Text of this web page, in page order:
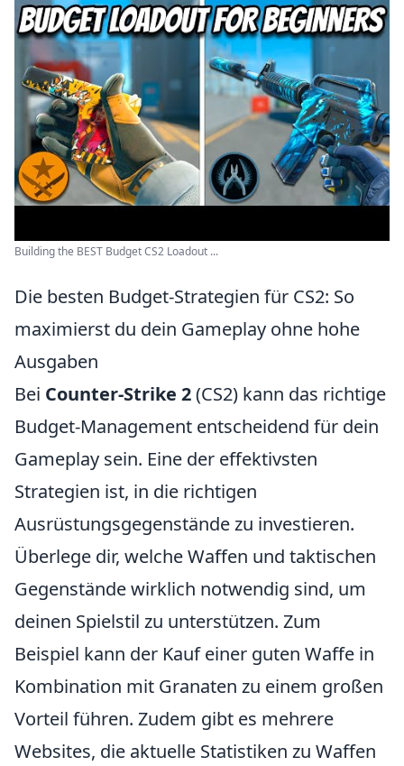
Building the BEST Budget CS2 Loadout ...
Die besten Budget-Strategien für CS2: So
maximierst du dein Gameplay ohne hohe
Ausgaben
Bei Counter-Strike 2(CS2) kann das richtige
Budget-Management entscheidend für dein
Gameplay sein. Eine der effektivsten
Strategien ist, in die richtigen
Ausrüstungsgegenstände zu investieren.
Überlege dir, welche Waffen und taktischen
Gegenstände wirklich notwendig sind, um
deinen Spielstil zu unterstützen. Zum
Beispiel kann der Kauf einer guten Waffe in
Kombination mit Granaten zu einem großen
Vorteil führen. Zudem gibt es mehrere
Websites, die aktuelle Statistiken zu Waffen